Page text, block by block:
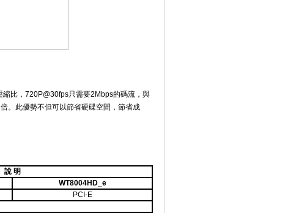
比，720P@30fps只需要2Mbps的碼流，與
。此優勢不但可以節省硬碟空間，節省成
說 明
WT8004HD_e
PCI-E